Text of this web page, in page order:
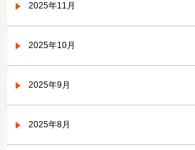
2025年11月
2025年10月
2025年9月
2025年8月